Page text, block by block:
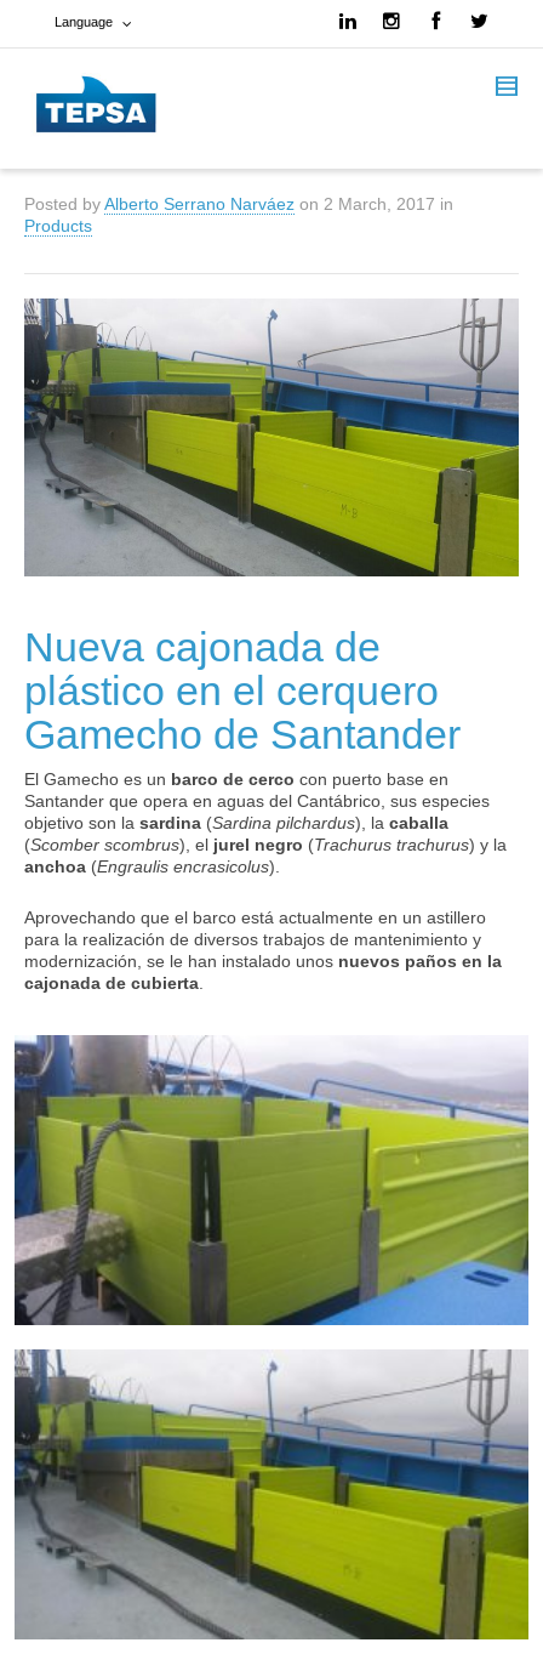
Language
French
Spanish
English
Posted byAlberto Serrano Narváez on 2 March, 2017 in
Products
Nueva cajonada de
plástico en el cerquero
Gamecho de Santander
El Gamecho es un barco de cerco con puerto base en
Santander que opera en aguas del Cantábrico, sus especies
objetivo son la sardina (Sardina pilchardus), la caballa
(Scomber scombrus), el jurel negro (Trachurus trachurus) y la
anchoa (Engraulis encrasicolus).
Aprovechando que el barco está actualmente en un astillero
para la realización de diversos trabajos de mantenimiento y
modernización, se le han instalado unos nuevos paños en la
cajonada de cubierta.